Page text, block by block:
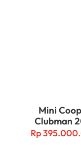
Mini
Clubman
Rp